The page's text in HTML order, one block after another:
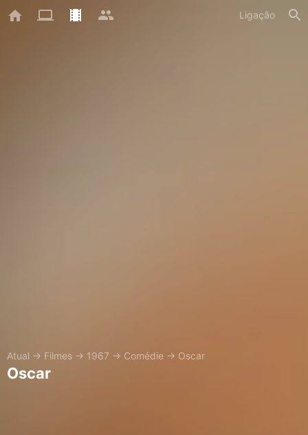
Ligação
Atual → Filmes → 1967 → Comédie → Oscar
Oscar